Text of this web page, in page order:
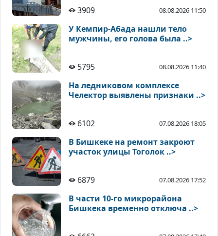
3909 08.08.2026 11:50
У Кемпир-Абада нашли тело
мужчины, его голова была ..>
5795 08.08.2026 11:40
На ледниковом комплексе
Челектор выявлены признаки ..>
6102 07.08.2026 18:05
В Бишкеке на ремонт закроют
участок улицы Тоголок ..>
6879 07.08.2026 17:52
В части 10-го микрорайона
Бишкека временно отключа ..>